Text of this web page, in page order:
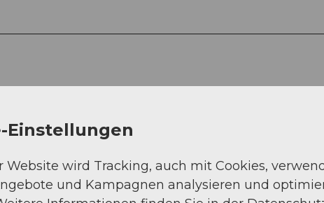
Einstellungen
Website wird Tracking, auch mit Cookies,
und Kampagnen analysieren und